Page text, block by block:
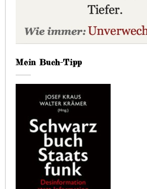
Mein Buch-Tipp